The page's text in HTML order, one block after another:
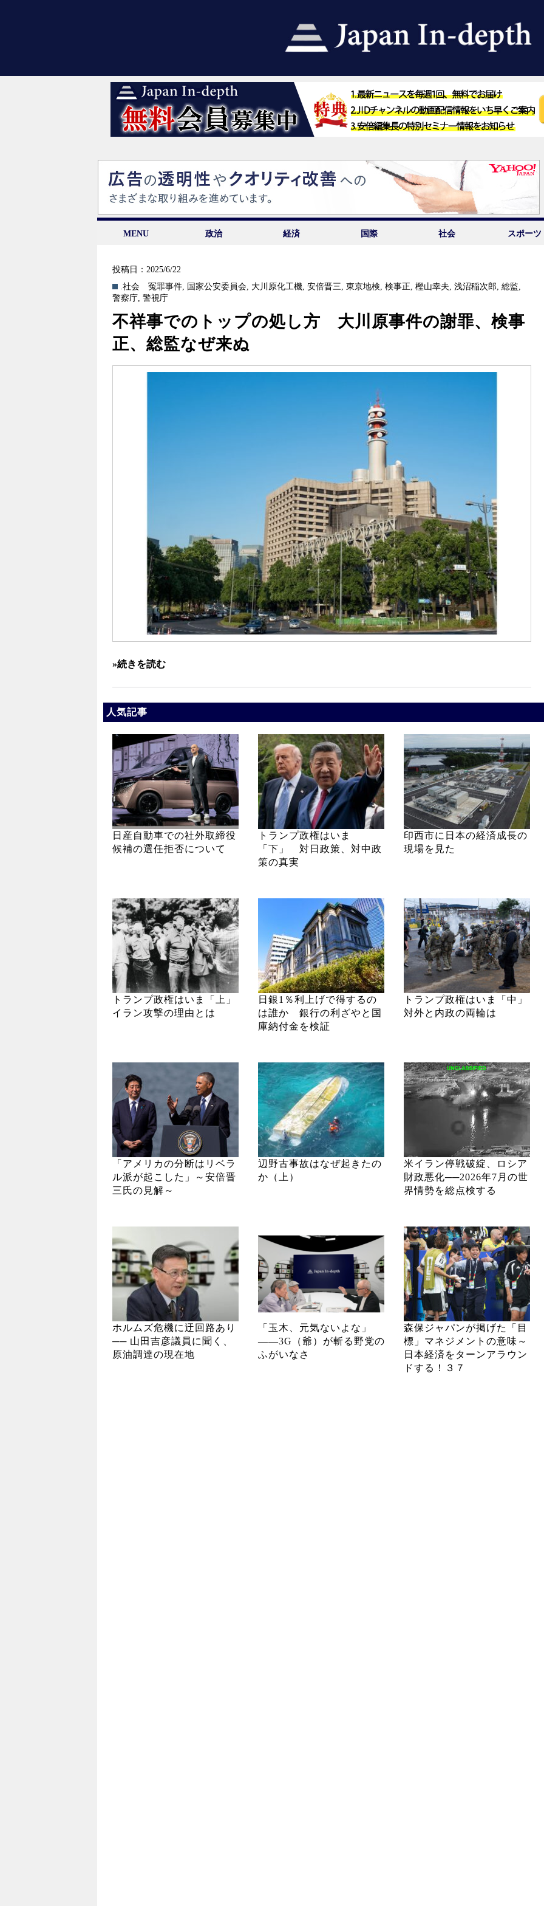
MENU 政治 経済 国際 社会 スポーツ
投稿日：2025/6/22
.社会
冤罪事件, 国家公安委員会, 大川原化工機,安倍晋三,東京地検,検事正,樫山幸夫,浅沼稲次郎,総監,
警察庁, 警視庁
不祥事でのトップの処し方 大川原事件の謝罪、検事
正、総監なぜ来ぬ
»続きを読む
人気記事
日産自動車での社外取締役
候補の選任拒否について
トランプ政権はいま
「下」 対日政策、対中政
策の真実
印西市に日本の経済成長の
現場を見た
トランプ政権はいま「上」
イラン攻撃の理由とは
日銀1％利上げで得するの
は誰か 銀行の利ざやと国
庫納付金を検証
トランプ政権はいま「中」
対外と内政の両輪は
「アメリカの分断はリベラ
ル派が起こした」～安倍晋
三氏の見解～
辺野古事故はなぜ起きたの
か（上）
米イラン停戦破綻、ロシア
財政悪化──2026年7月の世
界情勢を総点検する
ホルムズ危機に迂回路あり
── 山田吉彦議員に聞く、
原油調達の現在地
「玉木、元気ないよな」
――3G（爺）が斬る野党の
ふがいなさ
森保ジャパンが掲げた「目
標」マネジメントの意味～
日本経済をターンアラウン
ドする！３７